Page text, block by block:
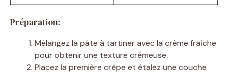
Préparation:
Mélangez la pâte à tartiner avec la crème fraîche
pour obtenir une texture crémeuse.
Placez la première crêpe et étalez une couche